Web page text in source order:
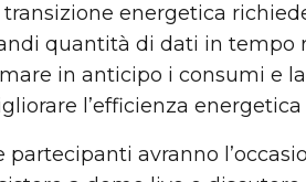
transizione energetica
quantità di dati in tempo
in anticipo i consumi e
l’efficienza
partecipanti avranno